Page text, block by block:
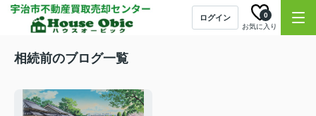
ログイン
お気に入り
0
相続前のブログ一覧